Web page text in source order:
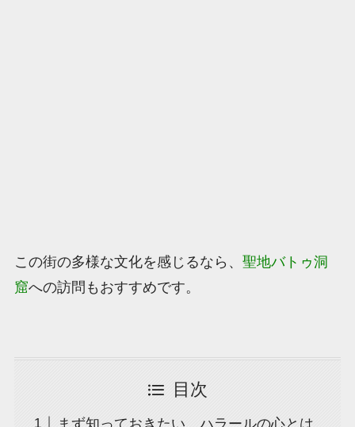
この街の多様な文化を感じるなら、 聖地バトゥ洞
窟への訪問もおすすめです。
目次
まず知っておきたい、ハラールの心とは